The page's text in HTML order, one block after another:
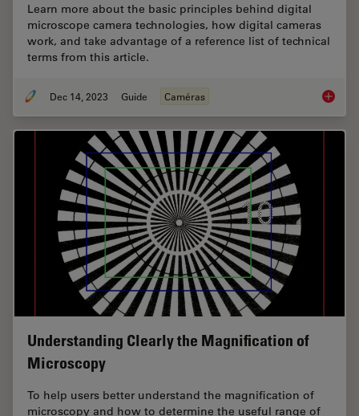
Learn more about the basic principles behind digital
microscope camera technologies, how digital cameras
work, and take advantage of a reference list of technical
terms from this article.
Dec 14, 2023 Guide Caméras
Understanding Clearly the Magnification of
Microscopy
To help users better understand the magnification of
microscopy and how to determine the useful range of